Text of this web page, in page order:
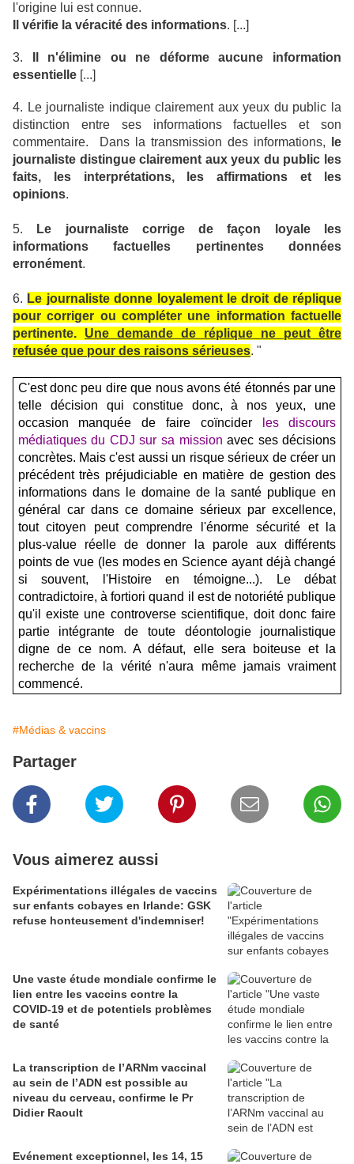
l'origine lui est connue.
Il vérifie la véracité des informations. [...]
3.
Il n'élimine ou ne déforme aucune information
essentielle [...]
4. Le journaliste indique clairement aux yeux du public la
distinction entre ses informations factuelles et son
commentaire. Dans la transmission des informations,
le
journaliste distingue clairement aux yeux du public les
faits, les interprétations, les affirmations et les
opinions.
5.
Le journaliste corrige de façon loyale les
informations factuelles pertinentes données
erronément.
6. Le journaliste donne loyalement le droit de réplique
pour corriger ou compléter une information factuelle
pertinente. Une demande de réplique ne peut être
refusée que pour des raisons sérieuses. "
C'est donc peu dire que nous avons été étonnés par une
telle décision qui constitue donc, à nos yeux, une
occasion manquée de faire coïncider
les discours
médiatiques du CDJ sur sa mission avec ses décisions
concrètes. Mais c'est aussi un risque sérieux de créer un
précédent très préjudiciable en matière de gestion des
informations dans le domaine de la santé publique en
général car dans ce domaine sérieux par excellence,
tout citoyen peut comprendre l'énorme sécurité et la
plus-value réelle de donner la parole aux différents
points de vue (les modes en Science ayant déjà changé
si souvent, l'Histoire en témoigne...). Le débat
contradictoire, à fortiori quand il est de notoriété publique
qu'il existe une controverse scientifique, doit donc faire
partie intégrante de toute déontologie journalistique
digne de ce nom. A défaut, elle sera boiteuse et la
recherche de la vérité n'aura même jamais vraiment
commencé.
#Médias & vaccins
Partager
Vous aimerez aussi
Expérimentations illégales de vaccins
sur enfants cobayes en Irlande: GSK
refuse honteusement d'indemniser!
Une vaste étude mondiale confirme le
lien entre les vaccins contre la
COVID-19 et de potentiels problèmes
de santé
La transcription de l’ARNm vaccinal
au sein de l’ADN est possible au
niveau du cerveau, confirme le Pr
Didier Raoult
Evénement exceptionnel, les 14, 15